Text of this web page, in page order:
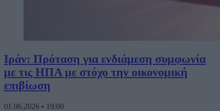
Ιράν: Πρόταση για ενδιάμεση συμφωνία
με τις ΗΠΑ με στόχο την οικονομική
επιβίωση
01.06.2026 • 19:00